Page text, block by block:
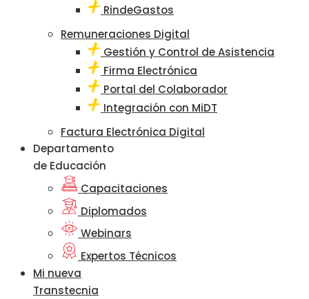
RindeGastos
Remuneraciones Digital
Gestión y Control de Asistencia
Firma Electrónica
Portal del Colaborador
Integración con MiDT
Factura Electrónica Digital
Departamento
de Educación
Capacitaciones
Diplomados
Webinars
Expertos Técnicos
Mi nueva
Transtecnia